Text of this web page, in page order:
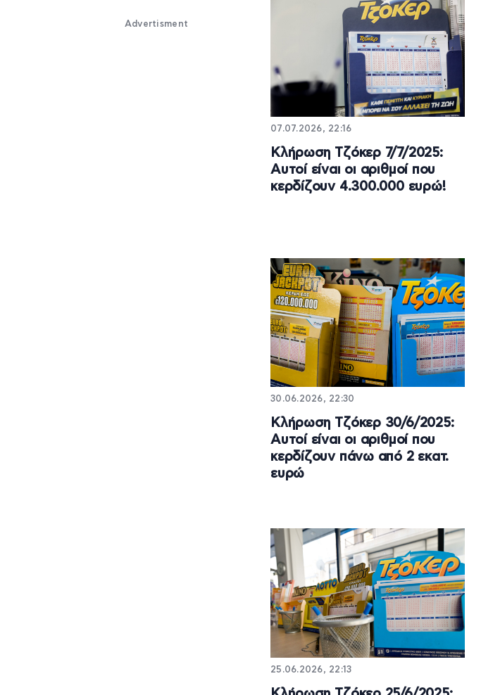
Advertisment
07.07.2026, 22:16
Κλήρωση Τζόκερ 7/7/2025:
Αυτοί είναι οι αριθμοί που
κερδίζουν 4.300.000 ευρώ!
30.06.2026, 22:30
Κλήρωση Τζόκερ 30/6/2025:
Αυτοί είναι οι αριθμοί που
κερδίζουν πάνω από 2 εκατ.
ευρώ
25.06.2026, 22:13